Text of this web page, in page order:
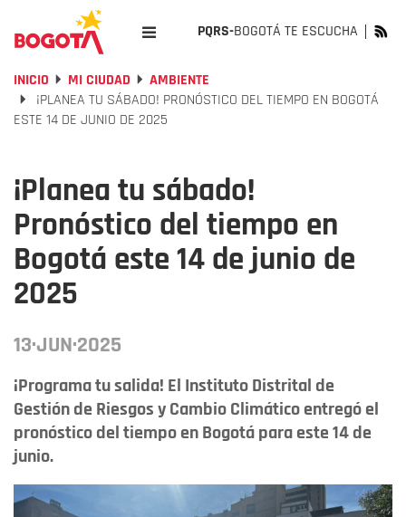
PQRS-BOGOTÁ TE ESCUCHA
INICIO MI CIUDAD
AMBIENTE
¡PLANEA TU SÁBADO! PRONÓSTICO DEL TIEMPO EN BOGOTÁ
ESTE 14 DE JUNIO DE 2025
¡Planea tu sábado!
Pronóstico del tiempo en
Bogotá este 14 de junio de
2025
13·JUN·2025
¡Programa tu salida! El Instituto Distrital de
Gestión de Riesgos y Cambio Climático entregó el
pronóstico del tiempo en Bogotá para este 14 de
junio.